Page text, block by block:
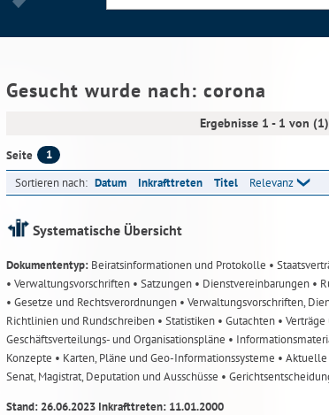
Gesucht wurde nach: corona
Ergebnisse 1 - 1 von (1)
Seite 1
Sortieren nach: Datum Inkrafttreten Titel Relevanz
Systematische Übersicht
Dokumententyp: Beiratsinformationen und Protokolle •
• Verwaltungsvorschriften • Satzungen • Dienstvereinbarungen •
• Gesetze und Rechtsverordnungen • Verwaltungsvorschriften,
Richtlinien und Rundschreiben • Statistiken • Gutachten •
Geschäftsverteilungs- und Organisationspläne •
Konzepte • Karten, Pläne und Geo-Informationssysteme •
Senat, Magistrat, Deputation und Ausschüsse •
Stand: 26.06.2023 Inkrafttreten: 11.01.2000